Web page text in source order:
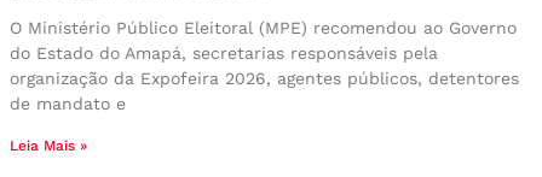
O Ministério Público Eleitoral (MPE) recomendou ao Governo
do Estado do Amapá, secretarias responsáveis pela
organização da Expofeira 2026, agentes públicos, detentores
de mandato e
Leia Mais »